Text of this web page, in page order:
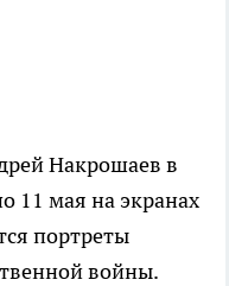
Накрошаев в
11 мая на экранах
портреты
войны.